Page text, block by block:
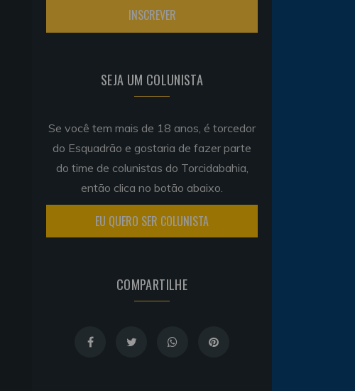
SEJA UM COLUNISTA
Se você tem mais de 18 anos, é torcedor
do Esquadrão e gostaria de fazer parte
do time de colunistas do Torcidabahia,
então clica no botão abaixo.
EU QUERO SER COLUNISTA
COMPARTILHE